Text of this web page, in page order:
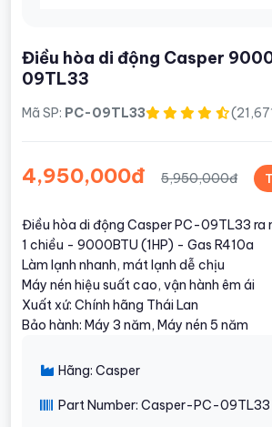
Điều hòa di động Casper
09TL33
Mã SP: PC-09TL33
4,950,000đ 5,950,000đ
Điều hòa di động Casper PC-09TL33 ra
1 chiều - 9000BTU (1HP) - Gas R410a
Làm lạnh nhanh, mát lạnh dễ chịu
Máy nén hiệu suất cao, vận hành êm ái
Xuất xứ: Chính hãng Thái Lan
Bảo hành: Máy 3 năm, Máy nén 5 năm
Hãng: Casper
Part Number: Casper-PC-09TL33